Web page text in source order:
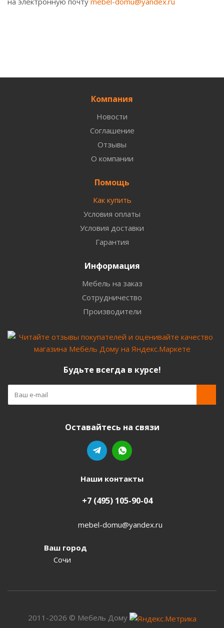
Компания
Новости
Соглашение
Отзывы
О компании
Помощь
Как купить
Условия оплаты
Условия доставки
Гарантия
Информация
Мебель на заказ
Сотрудничество
Производители
Будьте всегда в курсе!
Оставайтесь на связи
Наши контакты
+7 (495) 105-90-04
mebel-domu@yandex.ru
Ваш город
Сочи
2011-2026 © Мебель Дому